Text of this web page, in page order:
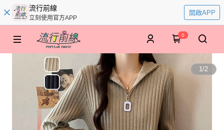
流行前線
立刻使用官方APP
開啟APP
0
1/2